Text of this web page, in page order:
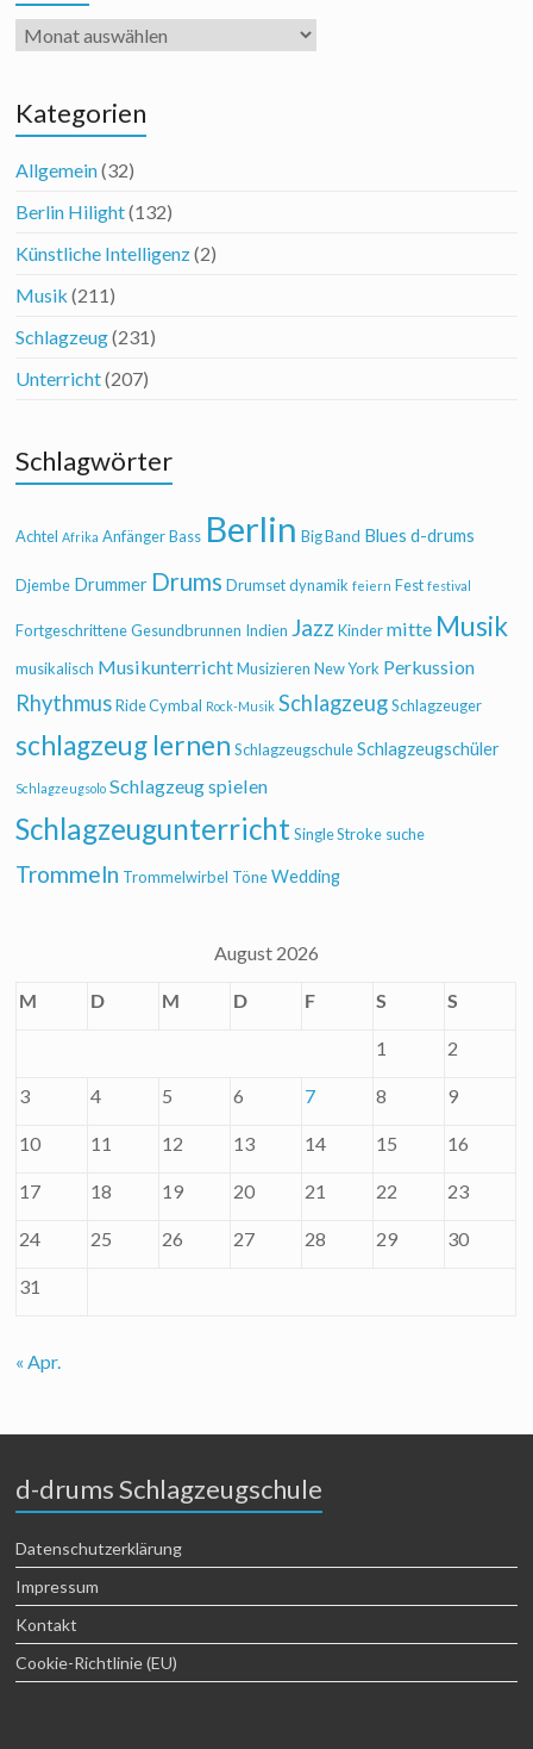
Archiv
Kategorien
Allgemein(32)
Berlin Hilight(132)
Künstliche Intelligenz(2)
Musik (211)
Schlagzeug(231)
Unterricht(207)
Schlagwörter
Achtel Afrika Anfänger Bass Berlin Big Band Blues d-drums
Djembe Drummer Drums Drumset dynamik feiern Fest festival
Fortgeschrittene Gesundbrunnen Indien Jazz Kinder mitte Musik
musikalisch Musikunterricht Musizieren New York Perkussion
Rhythmus Ride Cymbal Rock-Musik Schlagzeug Schlagzeuger
schlagzeug lernen Schlagzeugschule Schlagzeugschüler
Schlagzeugsolo Schlagzeug spielen
Schlagzeugunterricht Single Stroke suche
Trommeln Trommelwirbel Töne Wedding
August 2026
M D M D F S S
1 2
3 4 5 6 7 8 9
10 11 12 13 14 15 16
17 18 19 20 21 22 23
24 25 26 27 28 29 30
31
« Apr.
d-drums Schlagzeugschule
Datenschutzerklärung
Impressum
Kontakt
Cookie-Richtlinie (EU)